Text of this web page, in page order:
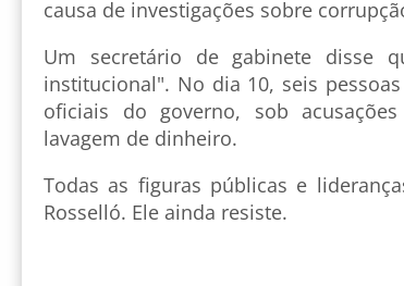
causa de investigações sobre
Um secretário de gabinete disse
institucional". No dia 10, seis
oficiais do governo, sob
lavagem de dinheiro.
Todas as figuras públicas e
Rosselló. Ele ainda resiste.